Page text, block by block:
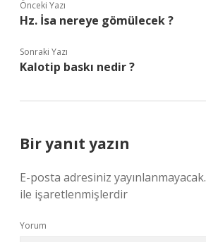
Önceki Yazı
Hz. İsa nereye gömülecek ?
Sonraki Yazı
Kalotip baskı nedir ?
Bir yanıt yazın
E-posta adresiniz yayınlanmayacak.
ile işaretlenmişlerdir
Yorum